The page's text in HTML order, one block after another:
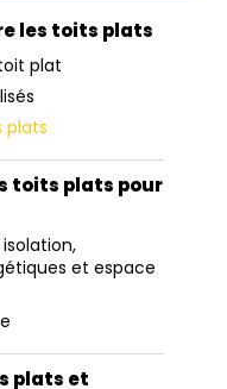
les toits plats
plat
plats
toits plats pour
et espace
plats et